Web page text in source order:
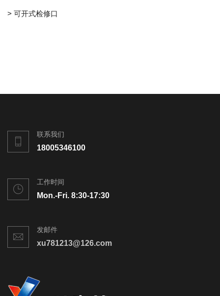
> 可开式检修口
联系我们
18005346100
工作时间
Mon.-Fri. 8:30-17:30
发邮件
xu781213@126.com